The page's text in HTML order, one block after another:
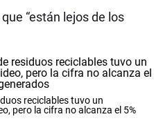
“están lejos de los
reciclables tuvo un
pero la cifra no alcanza el 5%